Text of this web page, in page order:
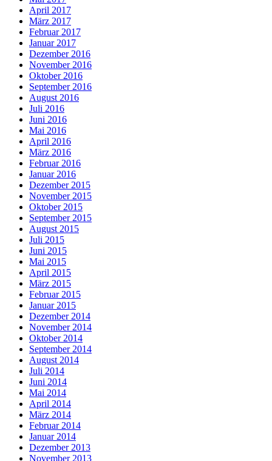
April 2017
März 2017
Februar 2017
Januar 2017
Dezember 2016
November 2016
Oktober 2016
September 2016
August 2016
Juli 2016
Juni 2016
Mai 2016
April 2016
März 2016
Februar 2016
Januar 2016
Dezember 2015
November 2015
Oktober 2015
September 2015
August 2015
Juli 2015
Juni 2015
Mai 2015
April 2015
März 2015
Februar 2015
Januar 2015
Dezember 2014
November 2014
Oktober 2014
September 2014
August 2014
Juli 2014
Juni 2014
Mai 2014
April 2014
März 2014
Februar 2014
Januar 2014
Dezember 2013
November 2013